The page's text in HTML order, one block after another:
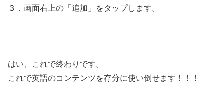
３．画面右上の「追加」をタップします。
はい、これで終わりです。
これで英語のコンテンツを存分に使い倒せます！！！